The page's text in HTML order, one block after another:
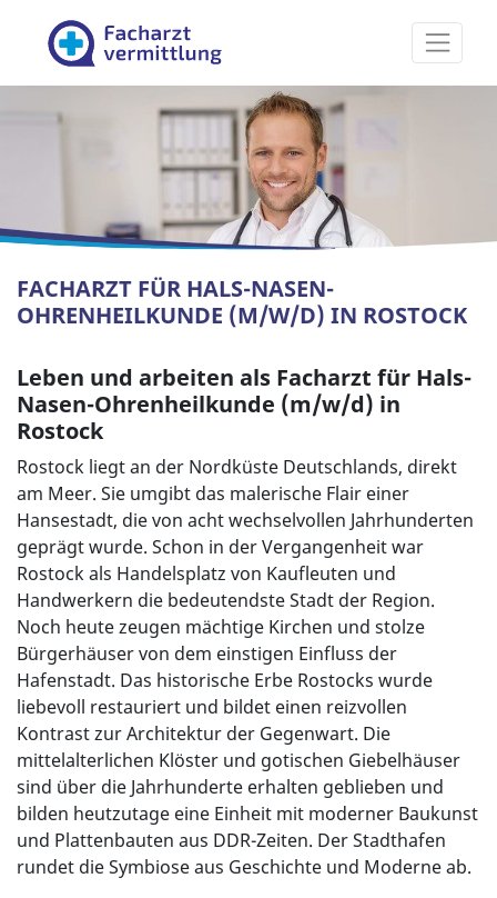
Facharztvermittlung
FACHARZT FÜR HALS-NASEN-
OHRENHEILKUNDE (M/W/D) IN ROSTOCK
Leben und arbeiten als Facharzt für Hals-
Nasen-Ohrenheilkunde (m/w/d) in
Rostock
Rostock liegt an der Nordküste Deutschlands, direkt
am Meer. Sie umgibt das malerische Flair einer
Hansestadt, die von acht wechselvollen Jahrhunderten
geprägt wurde. Schon in der Vergangenheit war
Rostock als Handelsplatz von Kaufleuten und
Handwerkern die bedeutendste Stadt der Region.
Noch heute zeugen mächtige Kirchen und stolze
Bürgerhäuser von dem einstigen Einfluss der
Hafenstadt. Das historische Erbe Rostocks wurde
liebevoll restauriert und bildet einen reizvollen
Kontrast zur Architektur der Gegenwart. Die
mittelalterlichen Klöster und gotischen Giebelhäuser
sind über die Jahrhunderte erhalten geblieben und
bilden heutzutage eine Einheit mit moderner Baukunst
und Plattenbauten aus DDR-Zeiten. Der Stadthafen
rundet die Symbiose aus Geschichte und Moderne ab.